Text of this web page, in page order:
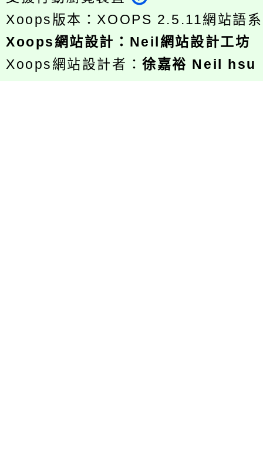
Xoops版本：XOOPS 2.5.11網站語
Xoops網站設計 ： Neil網站設計工坊
Xoops網站設計者：徐嘉裕 Neil hsu